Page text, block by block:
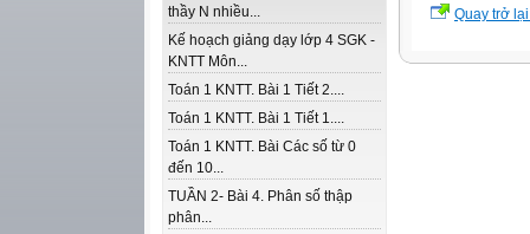
thầy N nhiều...
Kế hoạch giảng dạy lớp 4 SGK -
KNTT Môn...
Toán 1 KNTT. Bài 1 Tiết 2....
Toán 1 KNTT. Bài 1 Tiết 1....
Toán 1 KNTT. Bài Các số từ 0
đến 10...
TUẦN 2- Bài 4. Phân số thập
phân...
Quay trở